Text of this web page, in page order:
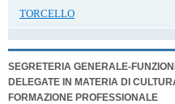
TORCELLO
SEGRETERIA GENERALE-FUNZIONI
DELEGATE IN MATERIA DI
FORMAZIONE PROFESSIONALE